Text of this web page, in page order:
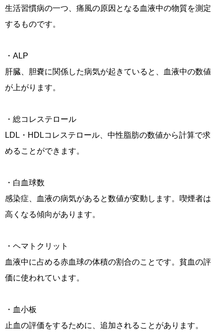
生活習慣病の一つ、痛風の原因となる血液中の物質を測定
するものです。
・ALP
肝臓、胆嚢に関係した病気が起きていると、血液中の数値
が上がります。
・総コレステロール
LDL・HDLコレステロール、中性脂肪の数値から計算で求
めることができます。
・白血球数
感染症、血液の病気があると数値が変動します。喫煙者は
高くなる傾向があります。
・ヘマトクリット
血液中に占める赤血球の体積の割合のことです。貧血の評
価に使われています。
・血小板
止血の評価をするために、追加されることがあります。